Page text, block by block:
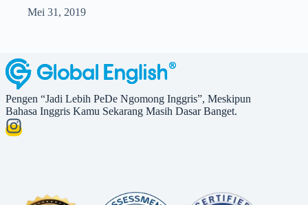
Mei 31, 2019
Pengen “Jadi Lebih PeDe Ngomong Inggris”, Meskipun
Bahasa Inggris Kamu Sekarang Masih Dasar Banget.